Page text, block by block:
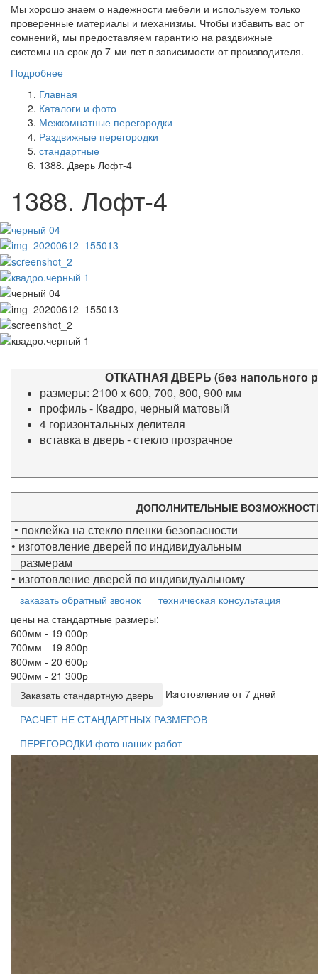
Мы хорошо знаем о надежности мебели и используем только
проверенные материалы и механизмы. Чтобы избавить вас от
сомнений, мы предоставляем гарантию на раздвижные
системы на срок до 7-ми лет в зависимости от производителя.
Подробнее
Главная
Каталоги и фото
Межкомнатные перегородки
Раздвижные перегородки
стандартные
1388. Дверь Лофт-4
1388. Лофт-4
ОТКАТНАЯ ДВЕРЬ (без напольного
размеры: 2100 х 600, 700, 800, 900 мм
профиль - Квадро, черный матовый
4 горизонтальных делителя
вставка в дверь - стекло прозрачное
ДОПОЛНИТЕЛЬНЫЕ
• поклейка на стекло пленки безопасности
• изготовление дверей по индивидуальным
размерам
• изготовление дверей по индивидуальному
заказать обратный звонок
техническая консультация
цены на стандартные размеры:
600мм - 19 000р
700мм - 19 800р
800мм - 20 600р
900мм - 21 300р
Заказать стандартную дверь
Изготовление от 7 дней
РАСЧЕТ НЕ СТАНДАРТНЫХ РАЗМЕРОВ
ПЕРЕГОРОДКИ фото наших работ